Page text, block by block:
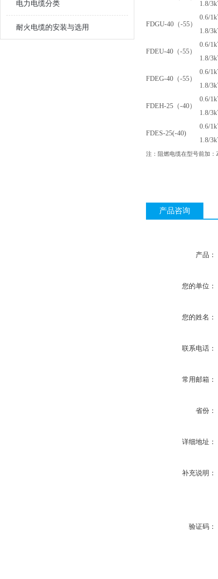
电力电缆分类
耐火电缆的安装与选用
1.8/
FDGU-40 （-55）
0.6/
1.8/
FDEU-40 （-55）
0.6/
1.8/
FDEG-40 （-55）
0.6/
1.8/
FDEH-25 （-40）
0.6/
1.8/
FDES-25(-40)
0.6/
1.8/
注：阻燃电缆在型号前加：
产品咨询
产品：
您的单位：
您的姓名：
联系电话：
常用邮箱：
省份：
详细地址：
补充说明：
验证码：